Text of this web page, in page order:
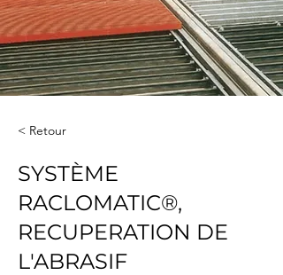
< Retour
SYSTÈME
RACLOMATIC®,
RECUPERATION DE
L'ABRASIF